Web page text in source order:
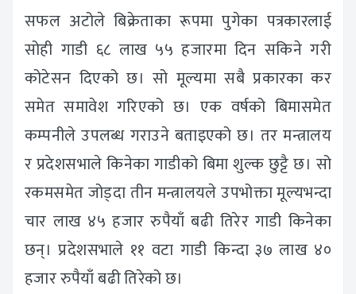
सफल अटोले बिक्रेताका रूपमा पुगेका पत्रकारलाई
सोही गाडी ६८ लाख ५५ हजारमा दिन सकिने गरी
कोटेसन दिएको छ। सो मूल्यमा सबै प्रकारका कर
समेत समावेश गरिएको छ। एक वर्षको बिमासमेत
कम्पनीले उपलब्ध गराउने बताइएको छ। तर मन्त्रालय
र प्रदेशसभाले किनेका गाडीको बिमा शुल्क छुट्टै छ। सो
रकमसमेत जोड्दा तीन मन्त्रालयले उपभोक्ता मूल्यभन्दा
चार लाख ४५ हजार रुपैयाँ बढी तिरेर गाडी किनेका
छन्। प्रदेशसभाले ११ वटा गाडी किन्दा ३७ लाख ४०
हजार रुपैयाँ बढी तिरेको छ।